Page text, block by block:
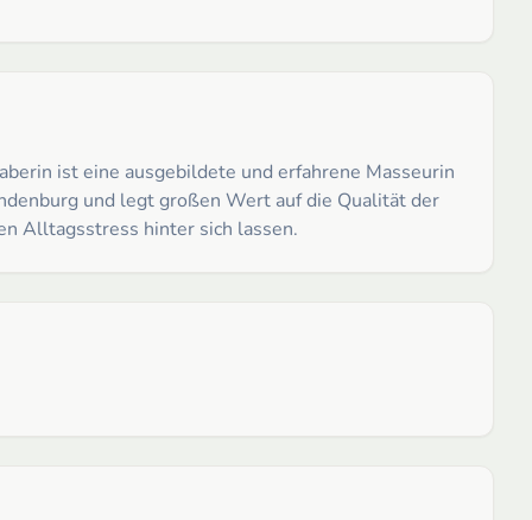
ist eine ausgebildete und erfahrene Masseurin
und legt großen Wert auf die Qualität der
Alltagsstress hinter sich lassen.